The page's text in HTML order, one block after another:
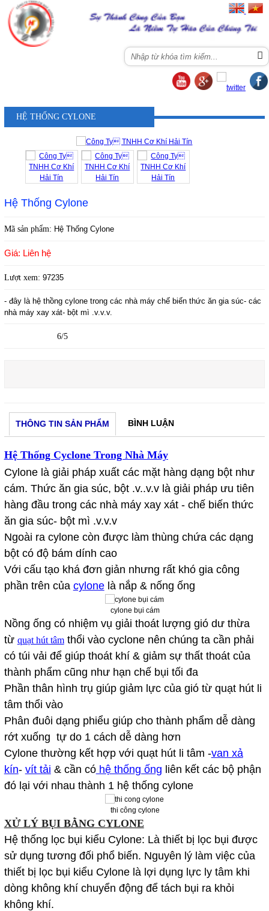
HỆ THỐNG CYLONE
Hệ Thống Cylone
Mã sản phẩm: Hệ Thống Cylone
Giá: Liên hệ
Lượt xem: 97235
- đây là hệ thồng cylone trong các nhà máy chế biến thức ăn gia súc- các
nhà máy xay xát- bột mì .v.v.v.
6/5
THÔNG TIN SẢN PHẨM BÌNH LUẬN
Hệ Thống Cyclone Trong Nhà Máy
Cylone là giải pháp xuất các mặt hàng dạng bột như
cám. Thức ăn gia súc, bột .v..v.v là giải pháp ưu tiên
hàng đầu trong các nhà máy xay xát - chế biến thức
ăn gia súc- bột mì .v.v.v
Ngoài ra cylone còn được làm thùng chứa các dạng
bột có độ bám dính cao
Với cấu tạo khá đơn giản nhưng rất khó gia công
phần trên của cylonelà nắp & nống ống
cylone bụi cám
Nồng ống có nhiệm vụ giải thoát lượng gió dư thừa
từ quạt hút tâmthổi vào cyclone nên chúng ta cần phải
có túi vải để giúp thoát khí & giảm sự thất thoát của
thành phẩm cũng như hạn chế bụi tối đa
Phần thân hình trụ giúp giảm lực của gió từ quạt hút li
tâm thổi vào
Phân đuôi dạng phiểu giúp cho thành phẩm dễ dàng
rớt xuống tự do 1 cách dễ dàng hơn
Cylone thường kết hợp với quạt hút li tâm -van xả
kín- vít tải & cần cóhệ thống ống liên kết các bộ phận
đó lại với nhau thành 1 hệ thống cylone
thi công cylone
XỬ LÝ BỤI BẰNG CYLONE
Hệ thống lọc bụi kiểu Cylone: Là thiết bị lọc bụi được
sử dụng tương đối phổ biến. Nguyên lý làm việc của
thiết bị lọc bụi kiểu Cylone là lợi dụng lực ly tâm khi
dòng không khí chuyển động để tách bụi ra khỏi
không khí.